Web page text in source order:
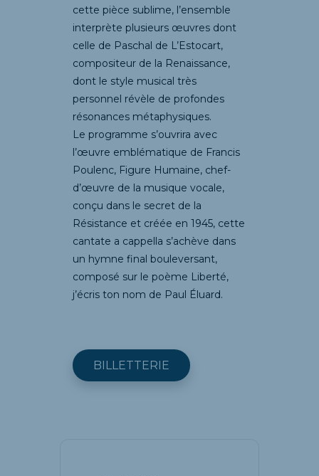
cette pièce sublime, l’ensemble
interprète plusieurs œuvres dont
celle de Paschal de L’Estocart,
compositeur de la Renaissance,
dont le style musical très
personnel révèle de profondes
résonances métaphysiques.
Le programme s’ouvrira avec
l’œuvre emblématique de Francis
Poulenc, Figure Humaine, chef-
d’œuvre de la musique vocale,
conçu dans le secret de la
Résistance et créée en 1945, cette
cantate a cappella s’achève dans
un hymne final bouleversant,
composé sur le poème Liberté,
j’écris ton nom de Paul Éluard.
BILLETTERIE